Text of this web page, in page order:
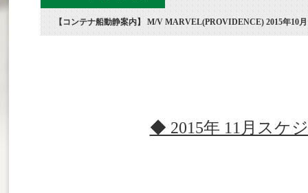
【コンテナ船動静案内】 M/V MARVEL(PROVIDENCE) 2015年10月
◆ 2015年 11月ス